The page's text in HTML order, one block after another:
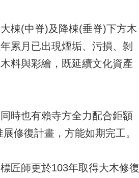
棟(中脊)及降棟(垂脊)下方木
累月已出現煙垢、污損、剝
料與彩繪，既延續文化資產
時也有賴寺方全力配合鉅額
修復計畫，方能如期完工。
匠師更於103年取得大木修復